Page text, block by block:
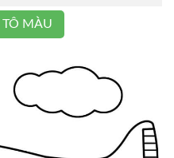
TÔ MÀU